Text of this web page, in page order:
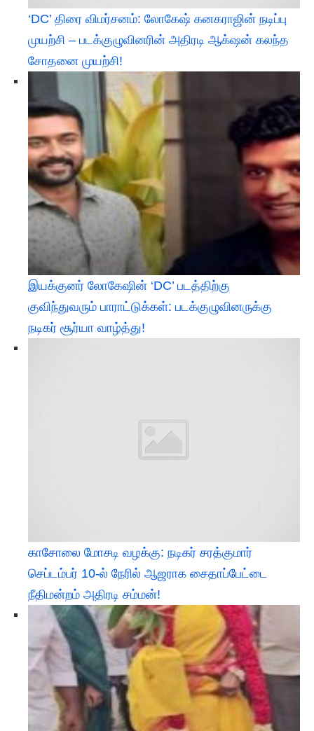
‘DC’ திரை விமர்சனம்: லோகேஷ் கனகராஜின் நடிப்பு
முயற்சி – படக்குழுவினரின் அதிரடி ஆக்‌ஷன் கலந்த
சோதனை முயற்சி!
இயக்குனர் லோகேஷின் ‘DC’ படத்திற்கு
குவிந்துவரும் பாராட்டுக்கள்: படக்குழுவினருக்கு
நடிகர் சூர்யா வாழ்த்து!
காசோலை மோசடி வழக்கு: நடிகர் சரத்குமார்
செப்டம்பர் 10-ல் நேரில் ஆஜராக சைதாப்பேட்டை
நீதிமன்றம் அதிரடி சம்மன்!